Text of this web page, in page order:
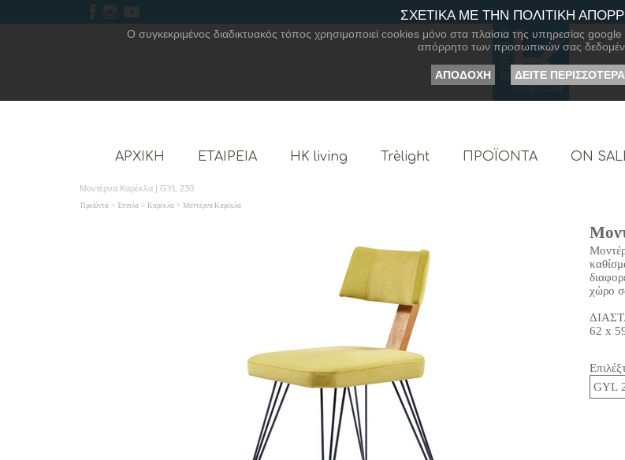
ΑΡΧΙΚΗ ΕΤΑΙΡΕΙΑ HK living Trèlight ΠΡΟΪΟΝΤΑ ON
Μοντέρνα Καρέκλα | GYL 230
Προϊόντα > Έπιπλα > Καρέκλα > Μοντέρνα Καρέκλα
χώρο
62 x
ΣΧΕΤΙΚΑ ΜΕ ΤΗΝ ΠΟΛΙΤΙΚΗ
Ο συγκεκριμένος διαδικτυακός τόπος χρησιμοποιεί cookies μόνο στα πλαίσια της υπηρεσίας
απόρρητο των προσωπικών σας
ΑΠΟΔΟΧΗ ΔΕΙΤΕ ΠΕΡΙΣΣΟΤΕΡΑ